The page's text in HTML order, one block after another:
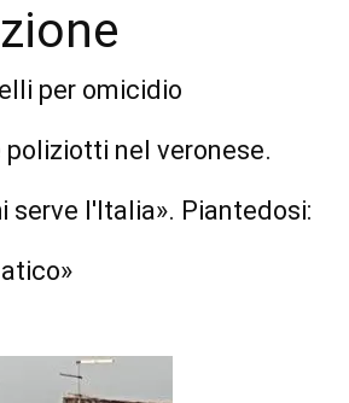
per omicidio
nel veronese.
serve l'Italia». Piantedosi: